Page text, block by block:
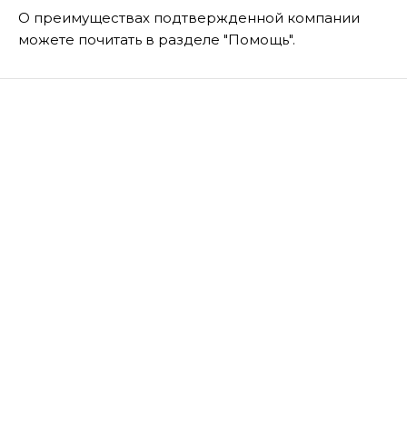
О преимуществах подтвержденной компании
можете почитать в разделе "Помощь".